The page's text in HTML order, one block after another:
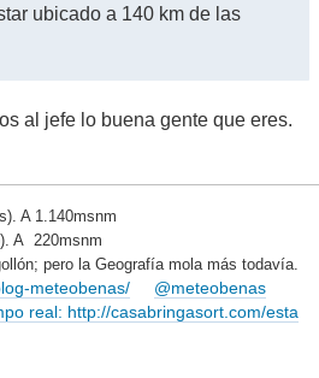
ubicado a 140 km de las
al jefe lo buena gente que eres.
A 1.140msnm
A 220msnm
pero la Geografía mola más todavía.
meteobenas/
@meteobenas
real: http://casabringasort.com/esta